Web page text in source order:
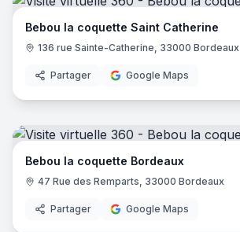
Bebou la coquette Saint Catherine
136 rue Sainte-Catherine, 33000 Bordeaux
Partager Google Maps
Bebou la coquette Bordeaux
47 Rue des Remparts, 33000 Bordeaux
Partager Google Maps